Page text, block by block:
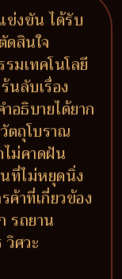
ข่งขัน ได้รับ
ดสินใจ
มเทคโนโลยี
นลับเรื่อง
อธิบายได้ยาก
ตถุโบราณ
ม่คาดฝัน
ที่ไม่หยุดนิ่ง
าที่เกี่ยวข้อง
รถยาน
ศวะ